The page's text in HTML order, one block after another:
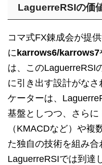
LaguerreRSIの価
コマ式FX錬成会が提
に karrows6/karrows7
は、このLaguerreRSI
に引き出す設計がな
ケーターは、
基盤としつつ、さら
（KMACDなど）や複
た独自の技術を組み
LaguerreRSIでは到達